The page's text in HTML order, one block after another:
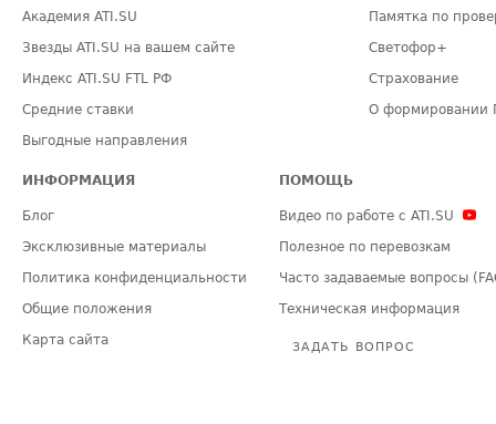
Академия ATI.SU
Звезды ATI.SU на вашем сайте
Индекс ATI.SU FTL РФ
Средние ставки
Выгодные направления
Памятка по
Светофор+
Страхование
О формировании
ИНФОРМАЦИЯ
Блог
Эксклюзивные материалы
Политика конфиденциальности
Общие положения
Карта сайта
ПОМОЩЬ
Видео по работе с ATI.SU
Полезное по перевозкам
Часто задаваемые вопросы
Техническая информация
ЗАДАТЬ ВОПРОС